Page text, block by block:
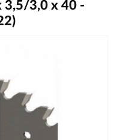
3,5/3,0 x 40 -